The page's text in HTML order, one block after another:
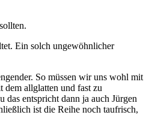
Ein solch ungewöhnlicher
So müssen wir uns wohl mit
allglatten und fast zu
entspricht dann ja auch Jürgen
ist die Reihe noch taufrisch,